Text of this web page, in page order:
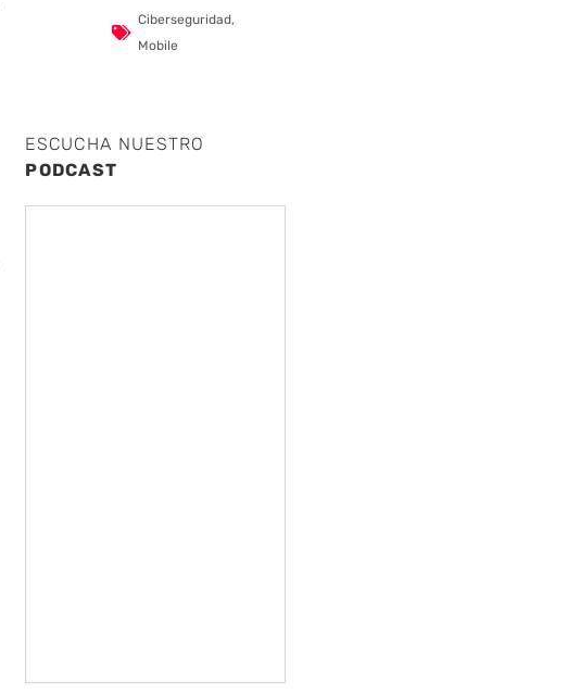
Ciberseguridad,
Mobile
ESCUCHA NUESTRO
PODCAST